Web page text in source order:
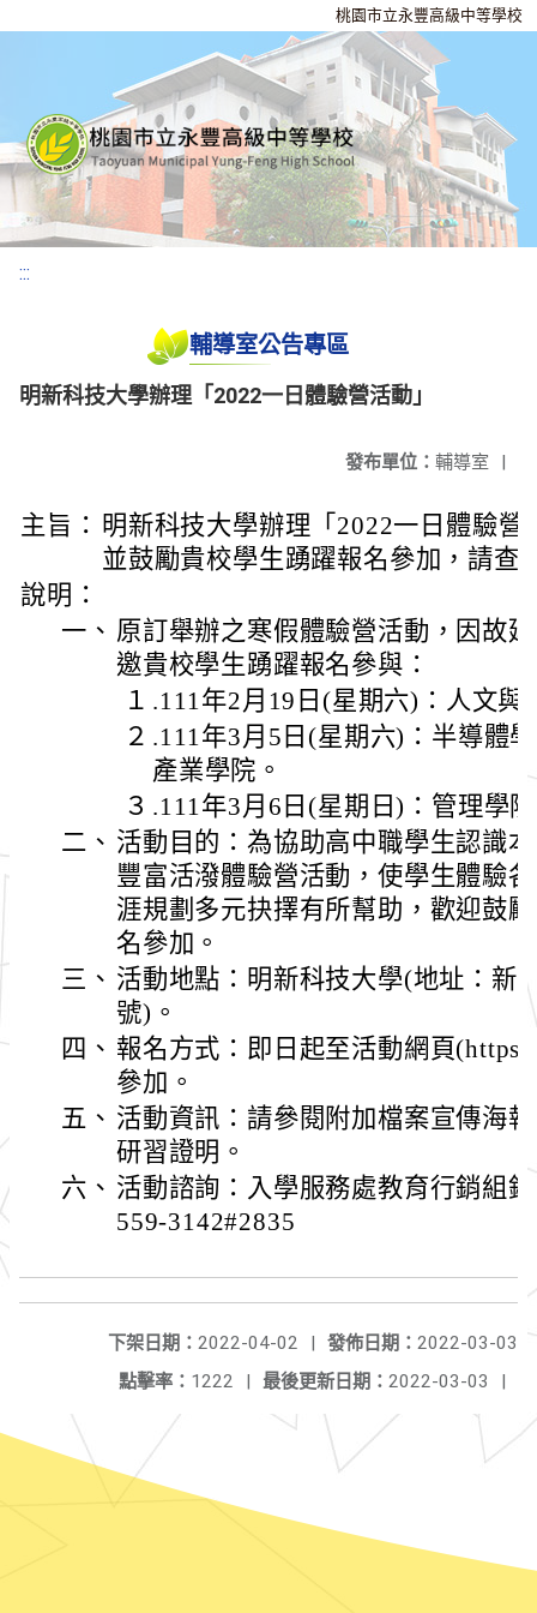
桃園市立永豐高級中等學校
:::
輔導室公告專區
明新科技大學辦理「2022一日體驗營活動」
發布單位： 輔導室 |
主旨： 明新科技大學辦理「2022一日體驗營
並鼓勵貴校學生踴躍報名參加，請查
說明：
一、 原訂舉辦之寒假體驗營活動，因故
邀貴校學生踴躍報名參與：
１ .111年2月19日(星期六)：人文與
２ .111年3月5日(星期六)：半導體
產業學院。
３ .111年3月6日(星期日)：管理學
二、 活動目的：為協助高中職學生認識
豐富活潑體驗營活動，使學生體驗
涯規劃多元抉擇有所幫助，歡迎鼓
名參加。
三、 活動地點：明新科技大學(地址：新
號)。
四、 報名方式：即日起至活動網頁
參加。
五、 活動資訊：請參閱附加檔案宣傳海
研習證明。
六、 活動諮詢：入學服務處教育行銷組
559-3142#2835
發佈日期： 2022-03-03
下架日期： 2022-04-02
|
最後更新日期： 2022-03-03 |
點擊率： 1222 |